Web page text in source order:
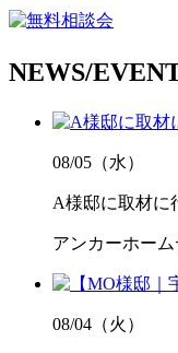
NEWS/
08/05（水）
A様邸に取材に
アンカーホー
08/04（火）